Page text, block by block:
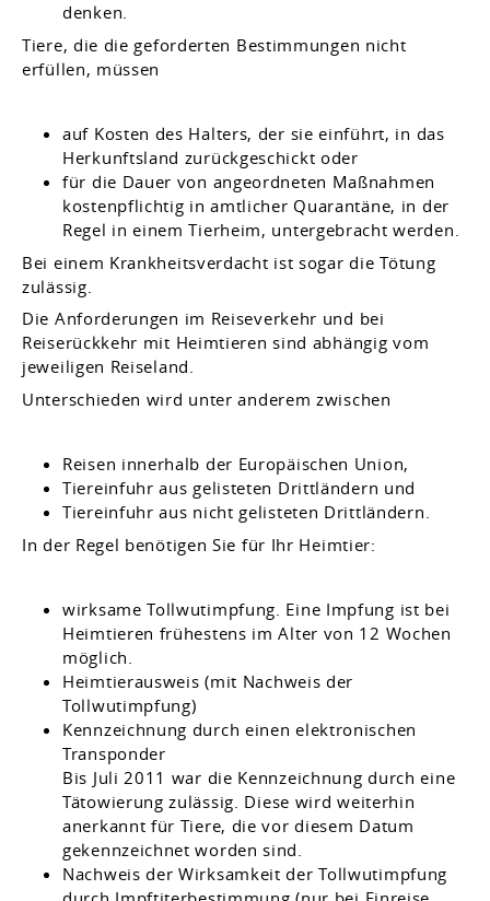
denken.
Tiere, die die geforderten Bestimmungen nicht
erfüllen, müssen
auf Kosten des Halters, der sie einführt, in das
Herkunftsland zurückgeschickt oder
für die Dauer von angeordneten Maßnahmen
kostenpflichtig in amtlicher Quarantäne, in der
Regel in einem Tierheim, untergebracht werden.
Bei einem Krankheitsverdacht ist sogar die Tötung
zulässig.
Die Anforderungen im Reiseverkehr und bei
Reiserückkehr mit Heimtieren sind abhängig vom
jeweiligen Reiseland.
Unterschieden wird unter anderem zwischen
Reisen innerhalb der Europäischen Union,
Tiereinfuhr aus gelisteten Drittländern und
Tiereinfuhr aus nicht gelisteten Drittländern.
In der Regel benötigen Sie für Ihr Heimtier:
wirksame Tollwutimpfung. Eine Impfung ist bei
Heimtieren frühestens im Alter von 12 Wochen
möglich.
Heimtierausweis (mit Nachweis der
Tollwutimpfung)
Kennzeichnung durch einen elektronischen
Transponder
Bis Juli 2011 war die Kennzeichnung durch eine
Tätowierung zulässig. Diese wird weiterhin
anerkannt für Tiere, die vor diesem Datum
gekennzeichnet worden sind.
Nachweis der Wirksamkeit der Tollwutimpfung